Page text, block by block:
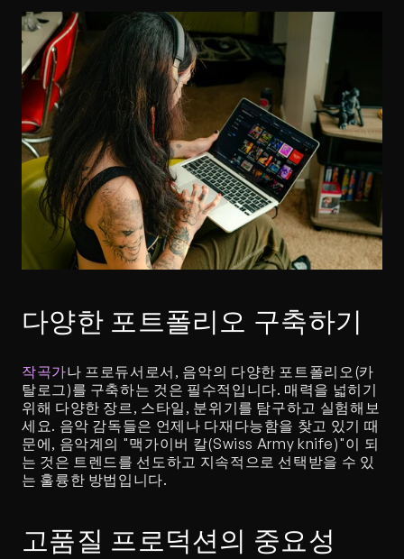
다양한 포트폴리오 구축하기
작곡가나 프로듀서로서, 음악의 다양한 포트폴리오(카
탈로그)를 구축하는 것은 필수적입니다. 매력을 넓히기
위해 다양한 장르, 스타일, 분위기를 탐구하고 실험해보
세요. 음악 감독들은 언제나 다재다능함을 찾고 있기 때
문에, 음악계의 "맥가이버 칼(Swiss Army knife)"이 되
는 것은 트렌드를 선도하고 지속적으로 선택받을 수 있
는 훌륭한 방법입니다.
고품질 프로덕션의 중요성